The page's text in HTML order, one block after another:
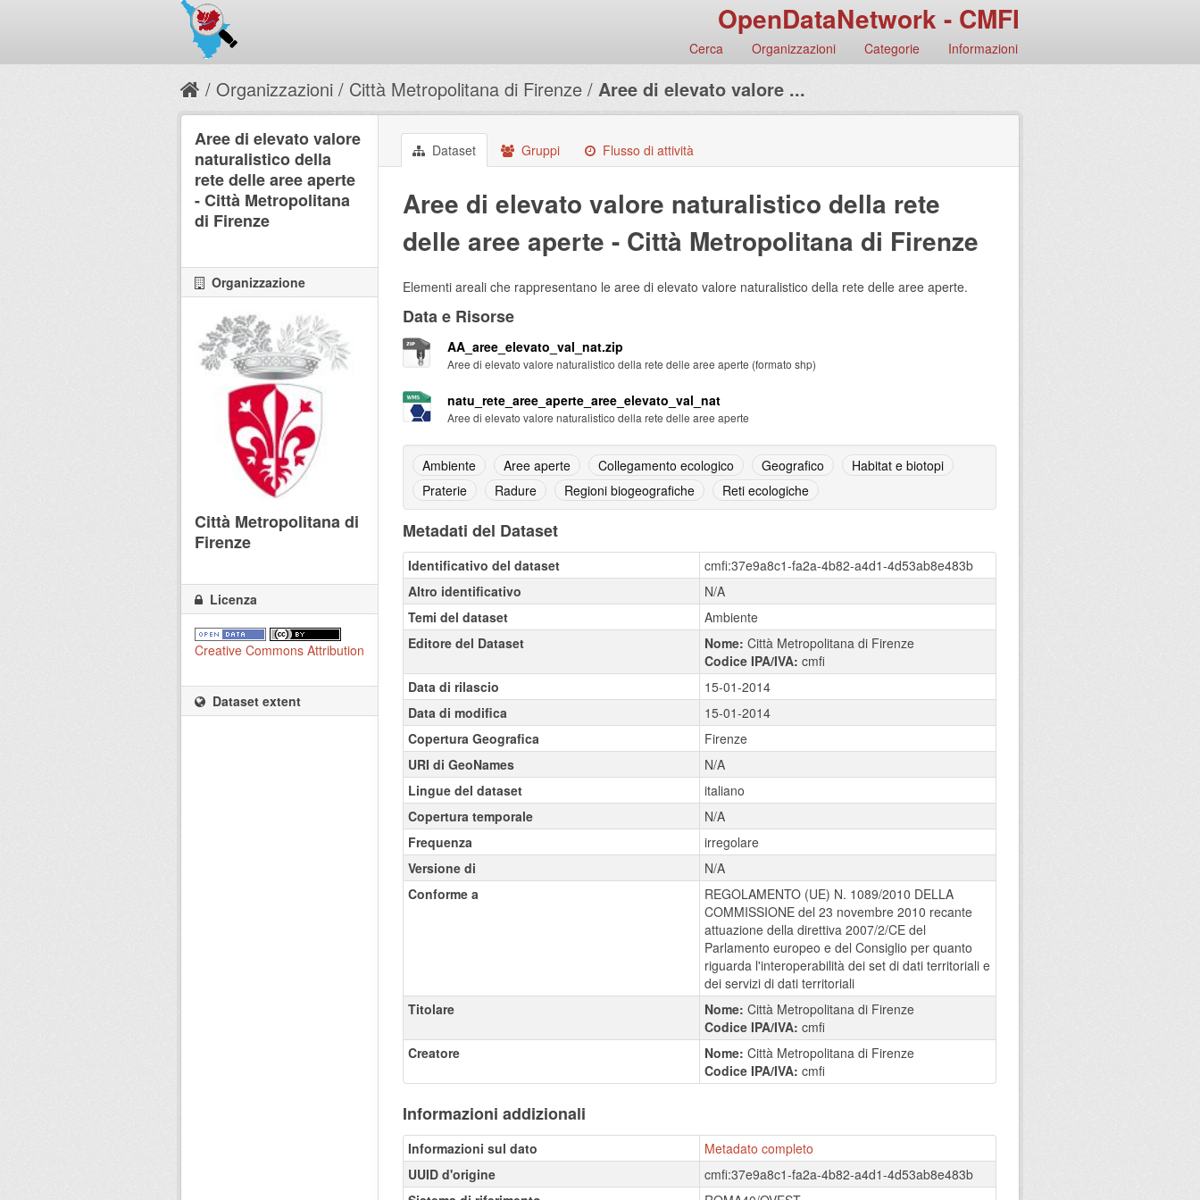
OpenDataNetwork - CMFI
Cerca Organizzazioni Categorie Informazioni
Organizzazioni Città Metropolitana di Firenze Aree di elevato valore ...
Dataset Gruppi Flusso di attività
Aree di elevato valore naturalistico della rete
delle aree aperte - Città Metropolitana di Firenze
Elementi areali che rappresentano le aree di elevato valore naturalistico della rete delle aree aperte.
Data e Risorse
AA_aree_elevato_val_nat.zip
Aree di elevato valore naturalistico della rete delle aree aperte (formato shp)
natu_rete_aree_aperte_aree_elevato_val_nat
Aree di elevato valore naturalistico della rete delle aree aperte
Ambiente Aree aperte Collegamento ecologico Geografico
Habitat e biotopi
Praterie
Radure Regioni biogeografiche Reti ecologiche
Metadati del Dataset
Identificativo del dataset
cmfi:37e9a8c1-fa2a-4b82-a4d1-4d53ab8e483b
Altro identificativo
N/A
Temi del dataset
Ambiente
Editore del Dataset
Nome: Città Metropolitana di Firenze
Codice IPA/IVA: cmfi
Data di rilascio
15-01-2014
Data di modifica
15-01-2014
Copertura Geografica
Firenze
URI di GeoNames
N/A
Lingue del dataset
italiano
Copertura temporale
N/A
Frequenza
irregolare
Versione di
N/A
Conforme a
REGOLAMENTO (UE) N. 1089/2010 DELLA
COMMISSIONE del 23 novembre 2010 recante
attuazione della direttiva 2007/2/CE del
Parlamento europeo e del Consiglio per quanto
riguarda l'interoperabilità dei set di dati territoriali e
dei servizi di dati territoriali
Titolare
Nome: Città Metropolitana di Firenze
Codice IPA/IVA: cmfi
Creatore
Nome: Città Metropolitana di Firenze
Codice IPA/IVA: cmfi
Informazioni addizionali
Informazioni sul dato
Metadato completo
UUID d'origine
cmfi:37e9a8c1-fa2a-4b82-a4d1-4d53ab8e483b
Aree di elevato valore
naturalistico della
rete delle aree aperte
- Città Metropolitana
di Firenze
Organizzazione
Città Metropolitana di
Firenze
Licenza
Creative Commons Attribution
Dataset extent